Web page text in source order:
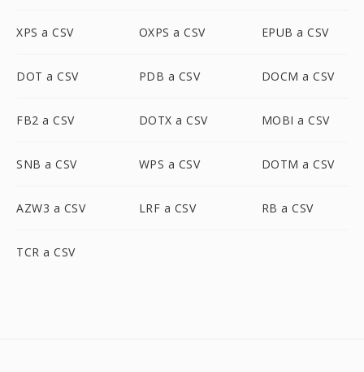
XPS a CSV OXPS a CSV EPUB a CSV
DOT a CSV PDB a CSV DOCM a CSV
FB2 a CSV DOTX a CSV MOBI a CSV
SNB a CSV WPS a CSV DOTM a CSV
AZW3 a CSV LRF a CSV RB a CSV
TCR a CSV